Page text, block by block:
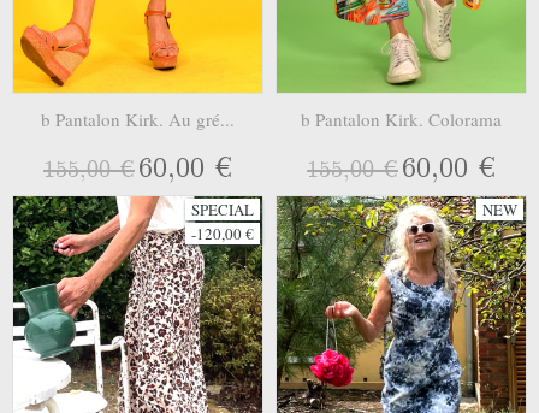
b Pantalon Kirk. Au gré...
155,00 €60,00 €
b Pantalon Kirk. Colorama
155,00 €60,00 €
SPECIAL
-120,00 €
NEW